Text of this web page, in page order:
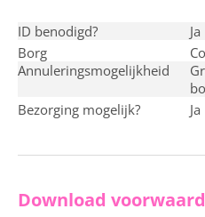
ID benodigd?
ja
Borg
Annuleringsmogelijkheid
Gratis tot 24 uur voor
Bezorging mogelijk?
ja
Download